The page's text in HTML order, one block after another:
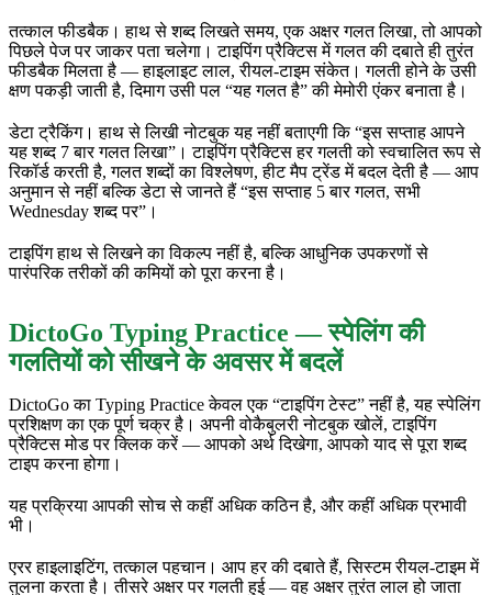
तत्काल फीडबैक। हाथ से शब्द लिखते समय, एक अक्षर गलत लिखा, तो आपको
पिछले पेज पर जाकर पता चलेगा। टाइपिंग प्रैक्टिस में गलत की दबाते ही तुरंत
फीडबैक मिलता है — हाइलाइट लाल, रीयल-टाइम संकेत। गलती होने के उसी
क्षण पकड़ी जाती है, दिमाग उसी पल “यह गलत है” की मेमोरी एंकर बनाता है।
डेटा ट्रैकिंग। हाथ से लिखी नोटबुक यह नहीं बताएगी कि “इस सप्ताह आपने
यह शब्द 7 बार गलत लिखा”। टाइपिंग प्रैक्टिस हर गलती को स्वचालित रूप से
रिकॉर्ड करती है, गलत शब्दों का विश्लेषण, हीट मैप ट्रेंड में बदल देती है — आप
अनुमान से नहीं बल्कि डेटा से जानते हैं “इस सप्ताह 5 बार गलत, सभी
Wednesday शब्द पर”।
टाइपिंग हाथ से लिखने का विकल्प नहीं है, बल्कि आधुनिक उपकरणों से
पारंपरिक तरीकों की कमियों को पूरा करना है।
DictoGo Typing Practice — स्पेलिंग की
गलतियों को सीखने के अवसर में बदलें
DictoGo का Typing Practice केवल एक “टाइपिंग टेस्ट” नहीं है, यह स्पेलिंग
प्रशिक्षण का एक पूर्ण चक्र है। अपनी वोकैबुलरी नोटबुक खोलें, टाइपिंग
प्रैक्टिस मोड पर क्लिक करें — आपको अर्थ दिखेगा, आपको याद से पूरा शब्द
टाइप करना होगा।
यह प्रक्रिया आपकी सोच से कहीं अधिक कठिन है, और कहीं अधिक प्रभावी
भी।
एरर हाइलाइटिंग, तत्काल पहचान। आप हर की दबाते हैं, सिस्टम रीयल-टाइम में
तुलना करता है। तीसरे अक्षर पर गलती हुई — वह अक्षर तुरंत लाल हो जाता